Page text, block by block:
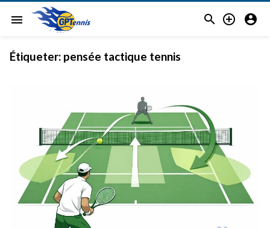
menu   
Étiqueter: pensée tactique tennis